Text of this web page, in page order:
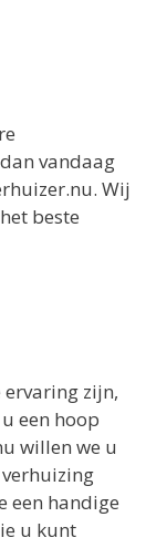
vandaag
Wij
beste
ervaring zijn,
een hoop
willen we u
een handige
u kunt